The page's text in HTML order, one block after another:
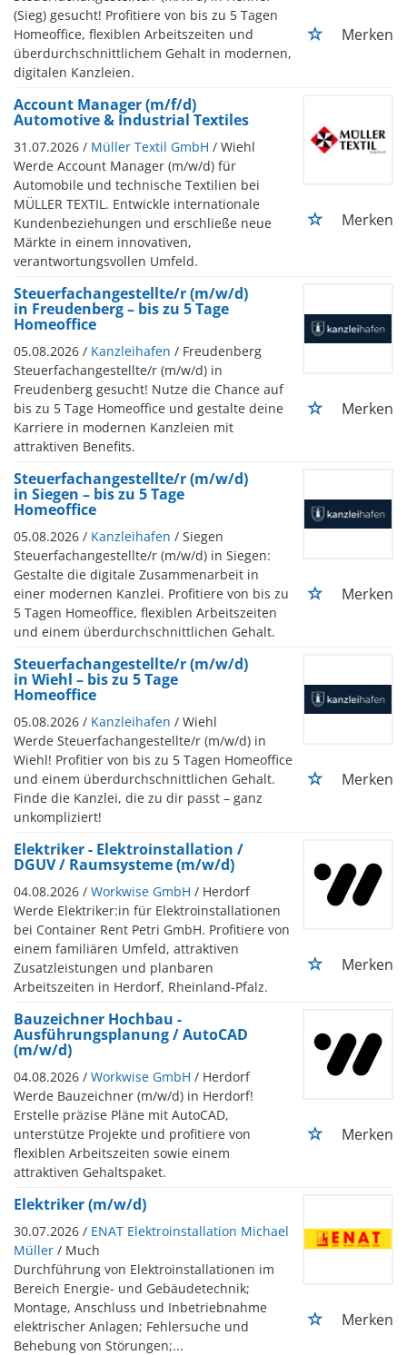
(Sieg) gesucht! Profitiere von bis zu 5 Tagen
Homeoffice, flexiblen Arbeitszeiten und
überdurchschnittlichem Gehalt in modernen,
digitalen Kanzleien.
Merken
Account Manager (m/f/d)
Automotive & Industrial Textiles
31.07.2026 / Müller Textil GmbH / Wiehl
Werde Account Manager (m/w/d) für
Automobile und technische Textilien bei
MÜLLER TEXTIL. Entwickle internationale
Kundenbeziehungen und erschließe neue
Märkte in einem innovativen,
verantwortungsvollen Umfeld.
Merken
Steuerfachangestellte/r (m/w/d)
in Freudenberg – bis zu 5 Tage
Homeoffice
05.08.2026 / Kanzleihafen / Freudenberg
Steuerfachangestellte/r (m/w/d) in
Freudenberg gesucht! Nutze die Chance auf
bis zu 5 Tage Homeoffice und gestalte deine
Karriere in modernen Kanzleien mit
attraktiven Benefits.
Merken
Steuerfachangestellte/r (m/w/d)
in Siegen – bis zu 5 Tage
Homeoffice
05.08.2026 / Kanzleihafen / Siegen
Steuerfachangestellte/r (m/w/d) in Siegen:
Gestalte die digitale Zusammenarbeit in
einer modernen Kanzlei. Profitiere von bis zu
5 Tagen Homeoffice, flexiblen Arbeitszeiten
und einem überdurchschnittlichen Gehalt.
Merken
Steuerfachangestellte/r (m/w/d)
in Wiehl – bis zu 5 Tage
Homeoffice
05.08.2026 / Kanzleihafen / Wiehl
Werde Steuerfachangestellte/r (m/w/d) in
Wiehl! Profitier von bis zu 5 Tagen Homeoffice
und einem überdurchschnittlichen Gehalt.
Finde die Kanzlei, die zu dir passt – ganz
unkompliziert!
Merken
Elektriker - Elektroinstallation /
DGUV / Raumsysteme (m/w/d)
04.08.2026 / Workwise GmbH / Herdorf
Werde Elektriker:in für Elektroinstallationen
bei Container Rent Petri GmbH. Profitiere von
einem familiären Umfeld, attraktiven
Zusatzleistungen und planbaren
Arbeitszeiten in Herdorf, Rheinland-Pfalz.
Merken
Bauzeichner Hochbau -
Ausführungsplanung / AutoCAD
(m/w/d)
04.08.2026 / Workwise GmbH / Herdorf
Werde Bauzeichner (m/w/d) in Herdorf!
Erstelle präzise Pläne mit AutoCAD,
unterstütze Projekte und profitiere von
flexiblen Arbeitszeiten sowie einem
attraktiven Gehaltspaket.
Merken
Elektriker (m/w/d)
30.07.2026 / ENAT Elektroinstallation Michael
Müller / Much
Durchführung von Elektroinstallationen im
Bereich Energie- und Gebäudetechnik;
Montage, Anschluss und Inbetriebnahme
elektrischer Anlagen; Fehlersuche und
Behebung von Störungen;...
Merken